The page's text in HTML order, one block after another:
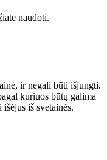
naudoti.
ir negali būti išjungti.
kuriuos būtų galima
iš svetainės.